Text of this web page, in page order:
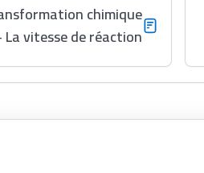
chimique
La vitesse de réaction